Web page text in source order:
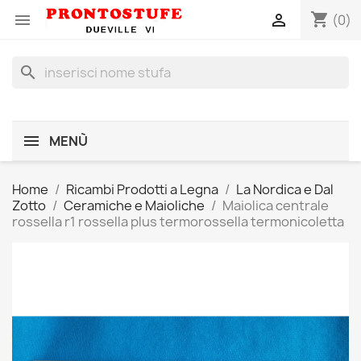
 shopping_cart (0)

search
MENÙ
Home Ricambi Prodotti a Legna
La Nordica e Dal
Zotto
Ceramiche e Maioliche
Maiolica centrale
rossella r1 rossella plus termorossella termonicoletta